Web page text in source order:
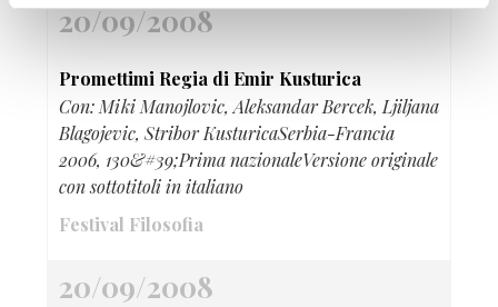
20/09/2008
Promettimi Regia di Emir Kusturica
Con: Miki Manojlovic, Aleksandar Bercek, Ljiljana
Blagojevic, Stribor KusturicaSerbia-Francia
2006, 130&#39;Prima nazionaleVersione originale
con sottotitoli in italiano
Festival Filosofia
20/09/2008